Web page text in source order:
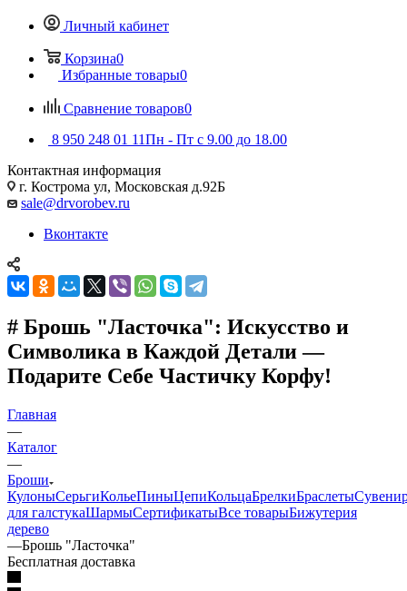
Личный кабинет
Корзина0
Избранные товары0
Сравнение товаров0
8 950 248 01 11Пн - Пт с 9.00 до 18.00
Контактная информация
г. Кострома ул, Московская д.92Б
sale@drvorobev.ru
Вконтакте
# Брошь "Ласточка": Искусство и
Символика в Каждой Детали —
Подарите Себе Частичку Корфу!
Главная
—
Каталог
—
Броши
КулоныСерьгиКольеПиныЦепиКольцаБрелкиБраслеты
для галстукаШармыСертификатыВсе товарыБижутерия
дерево
—Брошь "Ласточка"
Бесплатная доставка